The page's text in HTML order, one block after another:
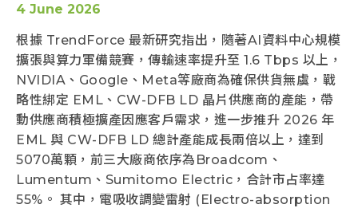
4 June 2026
根據 TrendForce 最新研究指出，隨著AI資料中心規模
擴張與算力軍備競賽，傳輸速率提升至 1.6 Tbps 以上，
NVIDIA、Google、Meta等廠商為確保供貨無虞，戰
略性綁定 EML、CW-DFB LD 晶片供應商的產能，帶
動供應商積極擴產因應客戶需求，進一步推升 2026 年
EML 與 CW-DFB LD 總計產能成長兩倍以上，達到
5070萬顆，前三大廠商依序為Broadcom、
Lumentum、Sumitomo Electric，合計市占率達
55%。 其中，電吸收調變雷射 (Electro-absorption